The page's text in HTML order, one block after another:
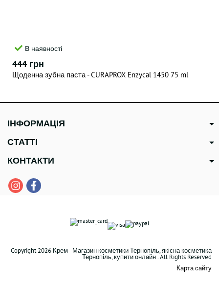
В наявності
444 грн
Щоденна зубна паста - CURAPROX Enzycal 1450 75 ml
ІНФОРМАЦІЯ
СТАТТІ
КОНТАКТИ
Copyright 2026 Крем - Магазин косметики Тернопіль, якісна косметика
Тернопіль, купити онлайн . All Rights Reserved
Карта сайту